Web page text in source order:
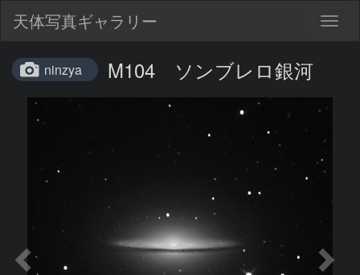
天体写真ギャラリー
ninzya M104 ソンブレロ銀河